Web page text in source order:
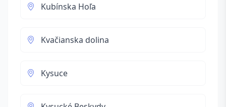
Kubínska Hoľa
Kvačianska dolina
Kysuce